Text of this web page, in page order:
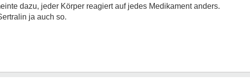
dazu, jeder Körper reagiert auf jedes Medikament anders.
ja auch so.